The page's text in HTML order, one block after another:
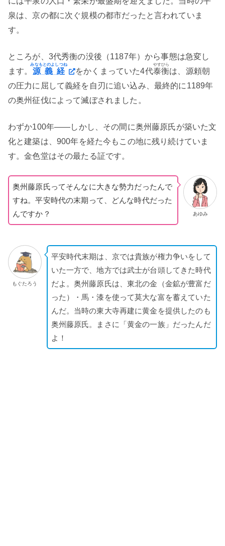
泉は、京の都に次ぐ規模の都市だったと言われていま
す。
ところが、3代秀衡の没後（1187年）から事態は急変し
ます。 源義経
みなもとのよしつね
をかくまっていた4代泰衡
やすひら
は、源頼朝
の圧力に屈して義経を自刃に追い込み、最終的に1189年
の奥州征伐によって滅ぼされました。
わずか100年——しかし、その間に奥州藤原氏が築いた文
化と建築は、900年を経た今もこの地に残り続けていま
す。金色堂はその最たる証です。
あゆみ
奥州藤原氏ってそんなに大きな勢力だったんで
すね。平安時代の末期って、どんな時代だった
んですか？
もぐたろう
平安時代末期は、京では貴族が権力争いをして
いた一方で、地方では武士が台頭してきた時代
だよ。奥州藤原氏は、東北の金（金鉱が豊富だ
った）・馬・漆を使って莫大な富を蓄えていた
んだ。当時の東大寺再建に黄金を提供したのも
奥州藤原氏。まさに「黄金の一族」だったんだ
よ！